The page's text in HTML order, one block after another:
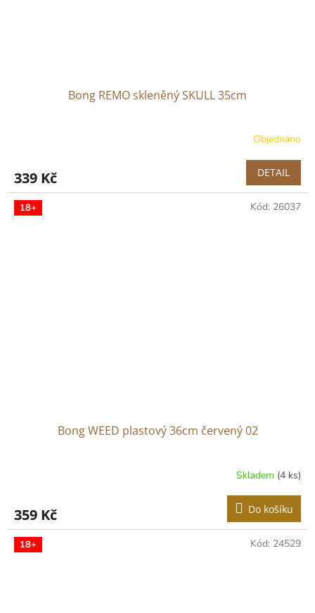
Bong REMO skleněný SKULL 35cm
Objednáno
339 Kč DETAIL
18+
Bong WEED plastový 36cm červený 02
Skladem (4 ks)
359 Kč Do košíku
Kód: 26037
18+ Kód: 24529